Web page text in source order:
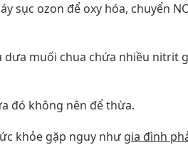
sục ozon để oxy hóa, chuyển
dưa muối chua chứa nhiều nitrit
đó không nên để thừa.
khỏe gặp nguy nhưgia đình